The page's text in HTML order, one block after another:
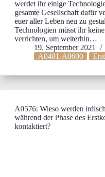
werdet ihr einige
gesamte Gesellschaft dafür
euer aller Leben neu zu
Technologien müsst ihr
verrichten, um weiterhin…
19. September 2021
A0401-A0600
A0576: Wieso werden
während der Phase des
kontaktiert?